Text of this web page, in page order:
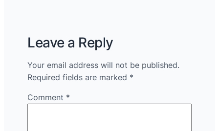
Leave a Reply
Your email address will not be published.
Required fields are marked *
Comment *